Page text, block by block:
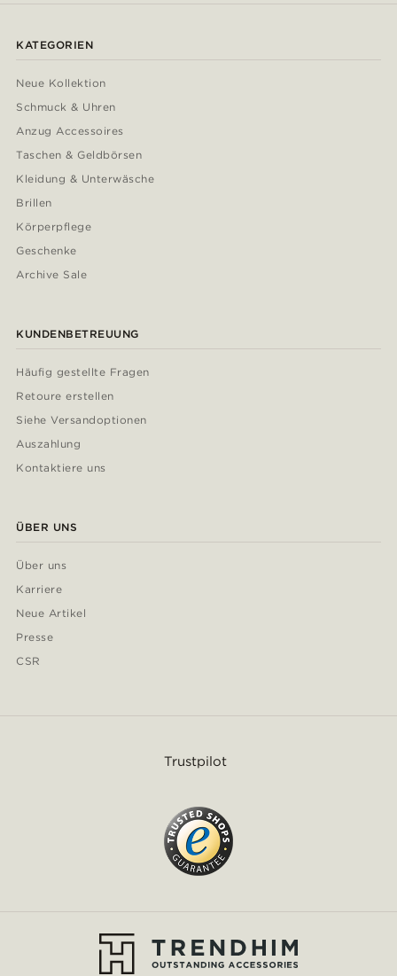
KATEGORIEN
Neue Kollektion
Schmuck & Uhren
Anzug Accessoires
Taschen & Geldbörsen
Kleidung & Unterwäsche
Brillen
Körperpflege
Geschenke
Archive Sale
KUNDENBETREUUNG
Häufig gestellte Fragen
Retoure erstellen
Siehe Versandoptionen
Auszahlung
Kontaktiere uns
ÜBER UNS
Über uns
Karriere
Neue Artikel
Presse
CSR
Trustpilot